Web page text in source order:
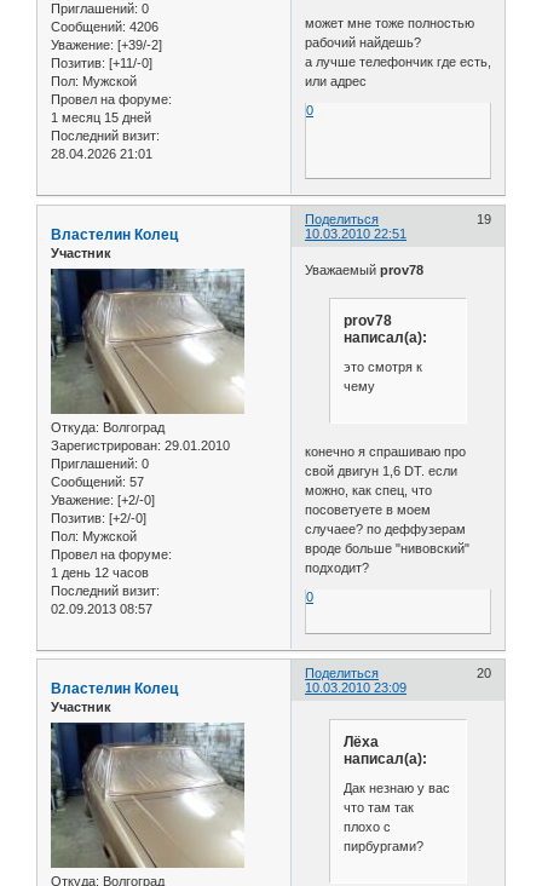
Приглашений: 0
Сообщений: 4206
Уважение: [+39/-2]
Позитив: [+11/-0]
Пол: Мужской
Провел на форуме:
1 месяц 15 дней
Последний визит:
28.04.2026 21:01
может мне тоже полностью
рабочий найдешь?
а лучше телефончик где есть,
или адрес
0
Поделиться
19
10.03.2010 22:51
Властелин Колец
Участник
Откуда: Волгоград
Зарегистрирован: 29.01.2010
Приглашений: 0
Сообщений: 57
Уважение: [+2/-0]
Позитив: [+2/-0]
Пол: Мужской
Провел на форуме:
1 день 12 часов
Последний визит:
02.09.2013 08:57
Уважаемыйprov78
prov78
написал(а):
это смотря к
чему
конечно я спрашиваю про
свой двигун 1,6 DT. если
можно, как спец, что
посоветуете в моем
случаее? по деффузерам
вроде больше "нивовский"
подходит?
0
Поделиться
20
10.03.2010 23:09
Властелин Колец
Участник
Откуда: Волгоград
Лёха
написал(а):
Дак незнаю у вас
что там так
плохо с
пирбургами?